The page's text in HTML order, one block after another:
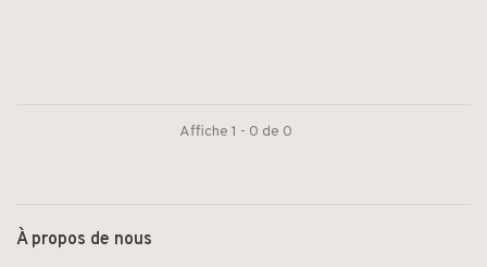
Affiche 1 - 0 de 0
À propos de nous